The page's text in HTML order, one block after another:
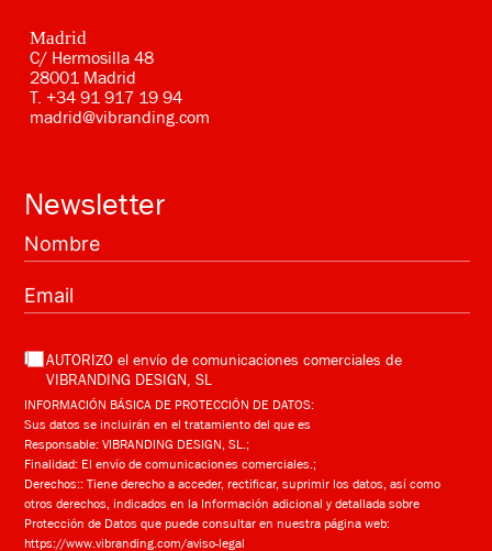
Madrid
C/ Hermosilla 48
28001 Madrid
T. +34 91 917 19 94
madrid@vibranding.com
Newsletter
AUTORIZO el envío de comunicaciones comerciales de
VIBRANDING DESIGN, SL
INFORMACIÓN BÁSICA DE PROTECCIÓN DE DATOS:
Sus datos se incluirán en el tratamiento del que es
Responsable: VIBRANDING DESIGN, SL.;
Finalidad: El envío de comunicaciones comerciales.;
Derechos:: Tiene derecho a acceder, rectificar, suprimir los datos, así como
otros derechos, indicados en la Información adicional y detallada sobre
Protección de Datos que puede consultar en nuestra página web:
https://www.vibranding.com/aviso-legal